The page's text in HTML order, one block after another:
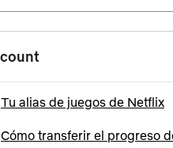
Tu alias de juegos de Netflix
Cómo transferir el progreso